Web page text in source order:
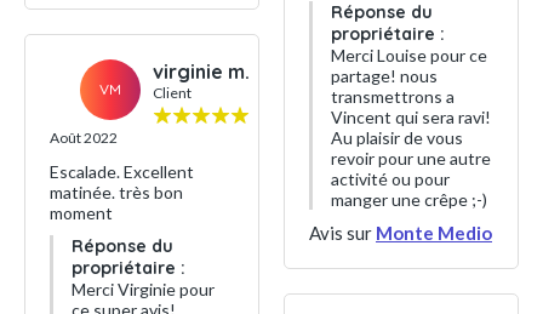
VM
virginie m.
Client
Août 2022
Escalade. Excellent
matinée. très bon
moment
Réponse du
propriétaire :
Merci Virginie pour
ce super avis!
Réponse du
propriétaire :
Merci Louise pour ce
partage! nous
transmettrons a
Vincent qui sera ravi!
Au plaisir de vous
revoir pour une autre
activité ou pour
manger une crêpe ;-)
Avis sur Monte Medio